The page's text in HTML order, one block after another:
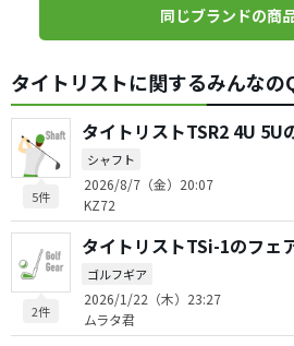
同じブランドの商
タイトリストに関するみんなの
5件
タイトリストTSR2 4U 5U
シャフト
2026/8/7（金）20:07
KZ72
2件
タイトリストTSi-1のフェ
ゴルフギア
2026/1/22（木）23:27
ムラタ君